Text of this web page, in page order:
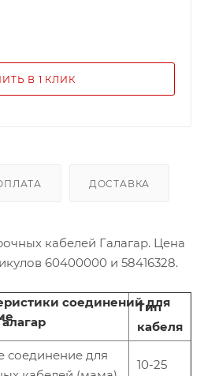
В 1 КЛИК
ДОСТАВКА
кабелей Галагар. Цена
60400000 и 58416328.
соединений для
Тип
кабеля
соединение для
10-25